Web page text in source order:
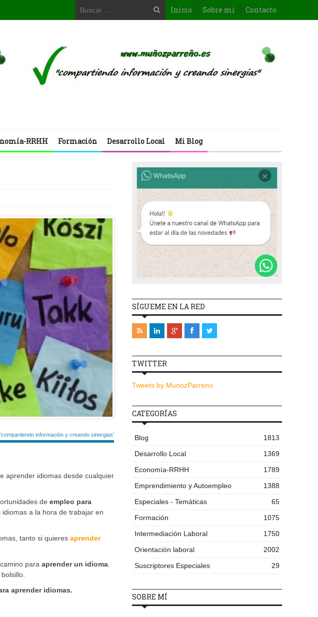
Inicio Sobre mi Contacto
RRHH Formación Desarrollo Local Mi Blog
información y creando sinergias'
aprender idiomas desde cualquier
de empleo para
a la hora de trabajar en
tanto si quieres aprender
para aprender un idioma.
aprender idiomas.
SÍGUEME EN LA RED
TWITTER
Tweets by MunozParreno
CATEGORÍAS
Blog
1813
Desarrollo Local
1369
Economía-RRHH
1789
Emprendimiento y Autoempleo
1388
Especiales - Temáticas
65
Formación
1075
Intermediación Laboral
1750
Orientación laboral
2002
Suscriptores Especiales
29
SOBRE MÍ